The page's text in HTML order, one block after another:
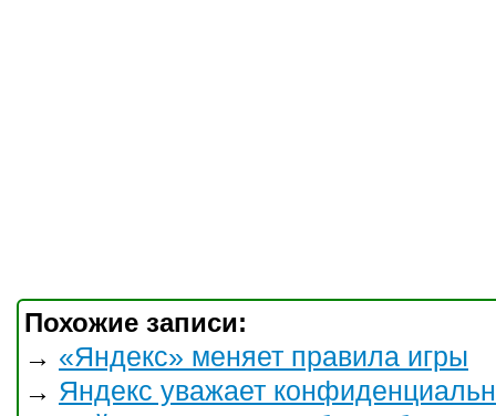
Похожие записи:
→ «Яндекс» меняет правила игры
→ Яндекс уважает